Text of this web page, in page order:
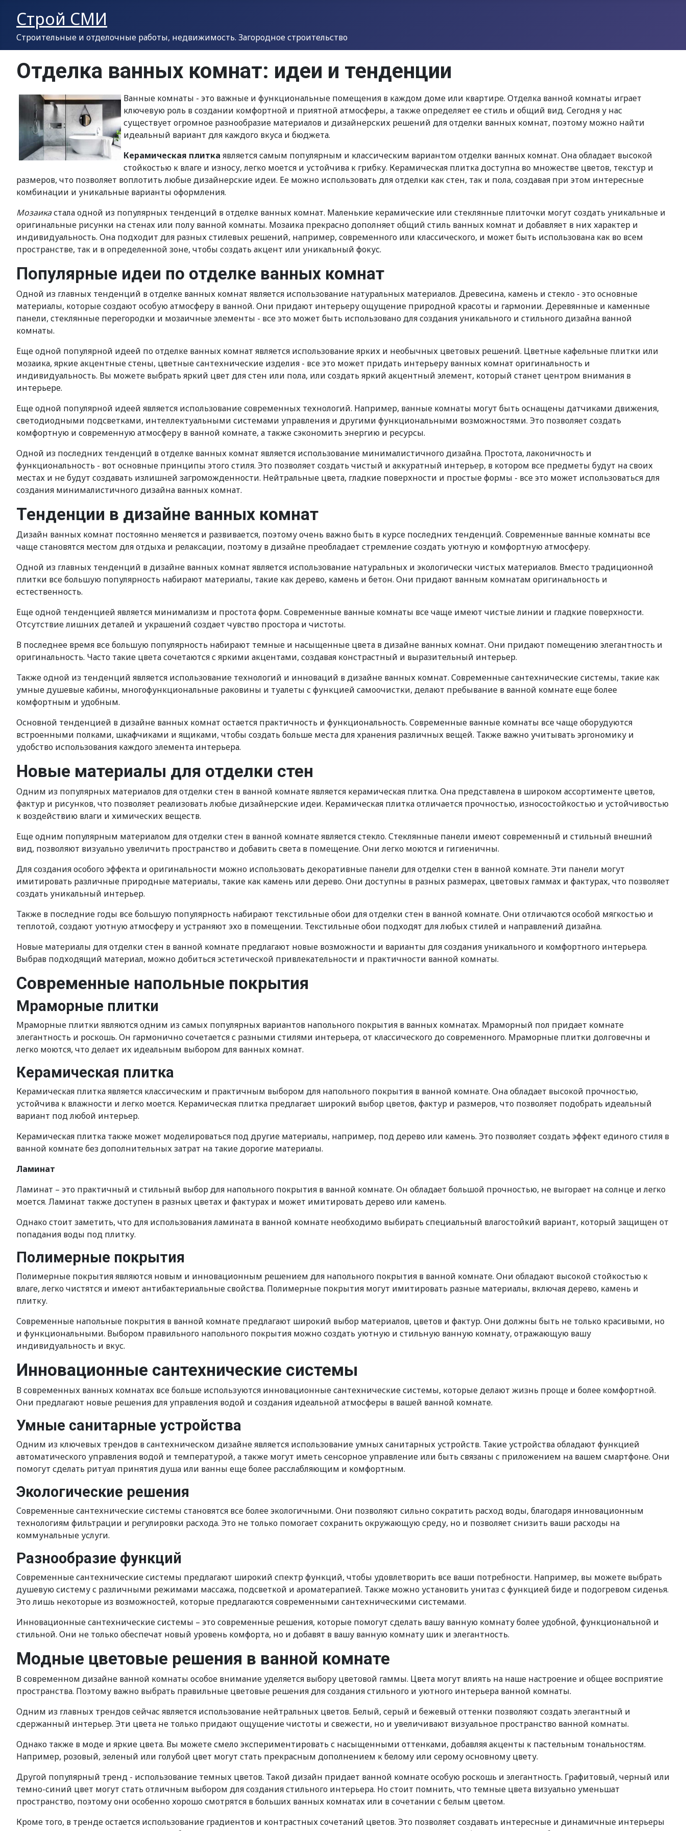
Строй СМИ
Строительные и отделочные работы, недвижимость. Загородное строительство
Отделка ванных комнат: идеи и тенденции
Ванные комнаты - это важные и функциональные помещения в каждом доме или квартире. Отделка ванной комнаты играет
ключевую роль в создании комфортной и приятной атмосферы, а также определяет ее стиль и общий вид. Сегодня у нас
существует огромное разнообразие материалов и дизайнерских решений для отделки ванных комнат, поэтому можно найти
идеальный вариант для каждого вкуса и бюджета.
Керамическая плитка является самым популярным и классическим вариантом отделки ванных комнат. Она обладает высокой
стойкостью к влаге и износу, легко моется и устойчива к грибку. Керамическая плитка доступна во множестве цветов, текстур и
размеров, что позволяет воплотить любые дизайнерские идеи. Ее можно использовать для отделки как стен, так и пола, создавая при этом интересные
комбинации и уникальные варианты оформления.
Мозаикастала одной из популярных тенденций в отделке ванных комнат. Маленькие керамические или стеклянные плиточки могут создать уникальные и
оригинальные рисунки на стенах или полу ванной комнаты. Мозаика прекрасно дополняет общий стиль ванных комнат и добавляет в них характер и
индивидуальность. Она подходит для разных стилевых решений, например, современного или классического, и может быть использована как во всем
пространстве, так и в определенной зоне, чтобы создать акцент или уникальный фокус.
Популярные идеи по отделке ванных комнат
Одной из главных тенденций в отделке ванных комнат является использование натуральных материалов. Древесина, камень и стекло - это основные
материалы, которые создают особую атмосферу в ванной. Они придают интерьеру ощущение природной красоты и гармонии. Деревянные и каменные
панели, стеклянные перегородки и мозаичные элементы - все это может быть использовано для создания уникального и стильного дизайна ванной
комнаты.
Еще одной популярной идеей по отделке ванных комнат является использование ярких и необычных цветовых решений. Цветные кафельные плитки или
мозаика, яркие акцентные стены, цветные сантехнические изделия - все это может придать интерьеру ванных комнат оригинальность и
индивидуальность. Вы можете выбрать яркий цвет для стен или пола, или создать яркий акцентный элемент, который станет центром внимания в
интерьере.
Еще одной популярной идеей является использование современных технологий. Например, ванные комнаты могут быть оснащены датчиками движения,
светодиодными подсветками, интеллектуальными системами управления и другими функциональными возможностями. Это позволяет создать
комфортную и современную атмосферу в ванной комнате, а также сэкономить энергию и ресурсы.
Одной из последних тенденций в отделке ванных комнат является использование минималистичного дизайна. Простота, лаконичность и
функциональность - вот основные принципы этого стиля. Это позволяет создать чистый и аккуратный интерьер, в котором все предметы будут на своих
местах и не будут создавать излишней загроможденности. Нейтральные цвета, гладкие поверхности и простые формы - все это может использоваться для
создания минималистичного дизайна ванных комнат.
Тенденции в дизайне ванных комнат
Дизайн ванных комнат постоянно меняется и развивается, поэтому очень важно быть в курсе последних тенденций. Современные ванные комнаты все
чаще становятся местом для отдыха и релаксации, поэтому в дизайне преобладает стремление создать уютную и комфортную атмосферу.
Одной из главных тенденций в дизайне ванных комнат является использование натуральных и экологически чистых материалов. Вместо традиционной
плитки все большую популярность набирают материалы, такие как дерево, камень и бетон. Они придают ванным комнатам оригинальность и
естественность.
Еще одной тенденцией является минимализм и простота форм. Современные ванные комнаты все чаще имеют чистые линии и гладкие поверхности.
Отсутствие лишних деталей и украшений создает чувство простора и чистоты.
В последнее время все большую популярность набирают темные и насыщенные цвета в дизайне ванных комнат. Они придают помещению элегантность и
оригинальность. Часто такие цвета сочетаются с яркими акцентами, создавая констрастный и выразительный интерьер.
Также одной из тенденций является использование технологий и инноваций в дизайне ванных комнат. Современные сантехнические системы, такие как
умные душевые кабины, многофункциональные раковины и туалеты с функцией самоочистки, делают пребывание в ванной комнате еще более
комфортным и удобным.
Основной тенденцией в дизайне ванных комнат остается практичность и функциональность. Современные ванные комнаты все чаще оборудуются
встроенными полками, шкафчиками и ящиками, чтобы создать больше места для хранения различных вещей. Также важно учитывать эргономику и
удобство использования каждого элемента интерьера.
Новые материалы для отделки стен
Одним из популярных материалов для отделки стен в ванной комнате является керамическая плитка. Она представлена в широком ассортименте цветов,
фактур и рисунков, что позволяет реализовать любые дизайнерские идеи. Керамическая плитка отличается прочностью, износостойкостью и устойчивостью
к воздействию влаги и химических веществ.
Еще одним популярным материалом для отделки стен в ванной комнате является стекло. Стеклянные панели имеют современный и стильный внешний
вид, позволяют визуально увеличить пространство и добавить света в помещение. Они легко моются и гигиеничны.
Для создания особого эффекта и оригинальности можно использовать декоративные панели для отделки стен в ванной комнате. Эти панели могут
имитировать различные природные материалы, такие как камень или дерево. Они доступны в разных размерах, цветовых гаммах и фактурах, что позволяет
создать уникальный интерьер.
Также в последние годы все большую популярность набирают текстильные обои для отделки стен в ванной комнате. Они отличаются особой мягкостью и
теплотой, создают уютную атмосферу и устраняют эхо в помещении. Текстильные обои подходят для любых стилей и направлений дизайна.
Новые материалы для отделки стен в ванной комнате предлагают новые возможности и варианты для создания уникального и комфортного интерьера.
Выбрав подходящий материал, можно добиться эстетической привлекательности и практичности ванной комнаты.
Современные напольные покрытия
Мраморные плитки
Мраморные плитки являются одним из самых популярных вариантов напольного покрытия в ванных комнатах. Мраморный пол придает комнате
элегантность и роскошь. Он гармонично сочетается с разными стилями интерьера, от классического до современного. Мраморные плитки долговечны и
легко моются, что делает их идеальным выбором для ванных комнат.
Керамическая плитка
Керамическая плитка является классическим и практичным выбором для напольного покрытия в ванной комнате. Она обладает высокой прочностью,
устойчива к влажности и легко моется. Керамическая плитка предлагает широкий выбор цветов, фактур и размеров, что позволяет подобрать идеальный
вариант под любой интерьер.
Керамическая плитка также может моделироваться под другие материалы, например, под дерево или камень. Это позволяет создать эффект единого стиля в
ванной комнате без дополнительных затрат на такие дорогие материалы.
Ламинат
Ламинат – это практичный и стильный выбор для напольного покрытия в ванной комнате. Он обладает большой прочностью, не выгорает на солнце и легко
моется. Ламинат также доступен в разных цветах и фактурах и может имитировать дерево или камень.
Однако стоит заметить, что для использования ламината в ванной комнате необходимо выбирать специальный влагостойкий вариант, который защищен от
попадания воды под плитку.
Полимерные покрытия
Полимерные покрытия являются новым и инновационным решением для напольного покрытия в ванной комнате. Они обладают высокой стойкостью к
влаге, легко чистятся и имеют антибактериальные свойства. Полимерные покрытия могут имитировать разные материалы, включая дерево, камень и
плитку.
Современные напольные покрытия в ванной комнате предлагают широкий выбор материалов, цветов и фактур. Они должны быть не только красивыми, но
и функциональными. Выбором правильного напольного покрытия можно создать уютную и стильную ванную комнату, отражающую вашу
индивидуальность и вкус.
Инновационные сантехнические системы
В современных ванных комнатах все больше используются инновационные сантехнические системы, которые делают жизнь проще и более комфортной.
Они предлагают новые решения для управления водой и создания идеальной атмосферы в вашей ванной комнате.
Умные санитарные устройства
Одним из ключевых трендов в сантехническом дизайне является использование умных санитарных устройств. Такие устройства обладают функцией
автоматического управления водой и температурой, а также могут иметь сенсорное управление или быть связаны с приложением на вашем смартфоне. Они
помогут сделать ритуал принятия душа или ванны еще более расслабляющим и комфортным.
Экологические решения
Современные сантехнические системы становятся все более экологичными. Они позволяют сильно сократить расход воды, благодаря инновационным
технологиям фильтрации и регулировки расхода. Это не только помогает сохранить окружающую среду, но и позволяет снизить ваши расходы на
коммунальные услуги.
Разнообразие функций
Современные сантехнические системы предлагают широкий спектр функций, чтобы удовлетворить все ваши потребности. Например, вы можете выбрать
душевую систему с различными режимами массажа, подсветкой и ароматерапией. Также можно установить унитаз с функцией биде и подогревом сиденья.
Это лишь некоторые из возможностей, которые предлагаются современными сантехническими системами.
Инновационные сантехнические системы – это современные решения, которые помогут сделать вашу ванную комнату более удобной, функциональной и
стильной. Они не только обеспечат новый уровень комфорта, но и добавят в вашу ванную комнату шик и элегантность.
Модные цветовые решения в ванной комнате
В современном дизайне ванной комнаты особое внимание уделяется выбору цветовой гаммы. Цвета могут влиять на наше настроение и общее восприятие
пространства. Поэтому важно выбрать правильные цветовые решения для создания стильного и уютного интерьера ванной комнаты.
Одним из главных трендов сейчас является использование нейтральных цветов. Белый, серый и бежевый оттенки позволяют создать элегантный и
сдержанный интерьер. Эти цвета не только придают ощущение чистоты и свежести, но и увеличивают визуальное пространство ванной комнаты.
Однако также в моде и яркие цвета. Вы можете смело экспериментировать с насыщенными оттенками, добавляя акценты к пастельным тональностям.
Например, розовый, зеленый или голубой цвет могут стать прекрасным дополнением к белому или серому основному цвету.
Другой популярный тренд - использование темных цветов. Такой дизайн придает ванной комнате особую роскошь и элегантность. Графитовый, черный или
темно-синий цвет могут стать отличным выбором для создания стильного интерьера. Но стоит помнить, что темные цвета визуально уменьшат
пространство, поэтому они особенно хорошо смотрятся в больших ванных комнатах или в сочетании с белым цветом.
Кроме того, в тренде остается использование градиентов и контрастных сочетаний цветов. Это позволяет создавать интересные и динамичные интерьеры